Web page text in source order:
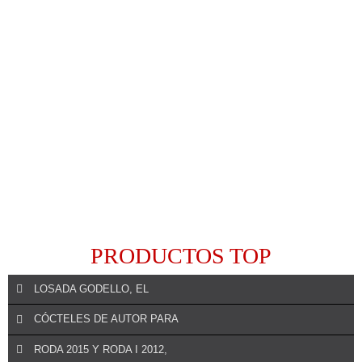
PRODUCTOS TOP
LOSADA GODELLO, EL
CÓCTELES DE AUTOR PARA
RODA 2015 Y RODA I 2012,